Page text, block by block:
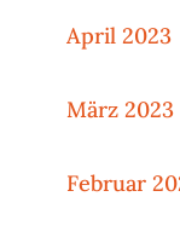
April 2023
März 2023
Februar